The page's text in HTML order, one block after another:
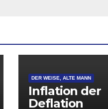
DER WEISE, ALTE MANN
Inflation der
Deflation